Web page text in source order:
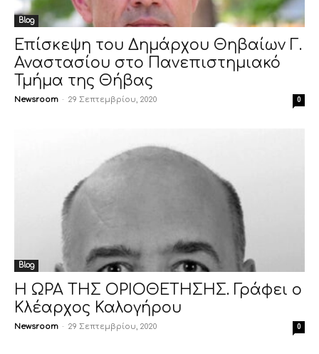
Blog
Επίσκεψη του Δημάρχου Θηβαίων Γ.
Αναστασίου στο Πανεπιστημιακό
Τμήμα της Θήβας
Newsroom - 29 Σεπτεμβρίου, 2020 0
Blog
Η ΩΡΑ ΤΗΣ ΟΡΙΟΘΕΤΗΣΗΣ. Γράφει ο
Κλέαρχος Καλογήρου
Newsroom - 29 Σεπτεμβρίου, 2020 0